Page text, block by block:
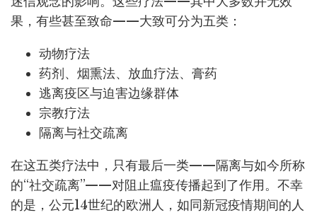
果，有些甚至致命——大致可分为五类：
动物疗法
药剂、烟熏法、放血疗法、膏药
逃离疫区与迫害边缘群体
宗教疗法
隔离与社交疏离
在这五类疗法中，只有最后一类——隔离与如今所称
的“社交疏离”——对阻止瘟疫传播起到了作用。不幸
的是，公元14世纪的欧洲人，如同新冠疫情期间的人